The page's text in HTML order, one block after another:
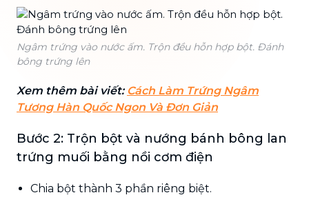
Ngâm trứng vào nước ấm. Trộn đều hỗn hợp bột. Đánh
bông trứng lên
Xem thêm bài viết: Cách Làm Trứng Ngâm
Tương Hàn Quốc Ngon Và Đơn Giản
Bước 2: Trộn bột và nướng bánh bông lan
trứng muối bằng nồi cơm điện
Chia bột thành 3 phần riêng biệt.